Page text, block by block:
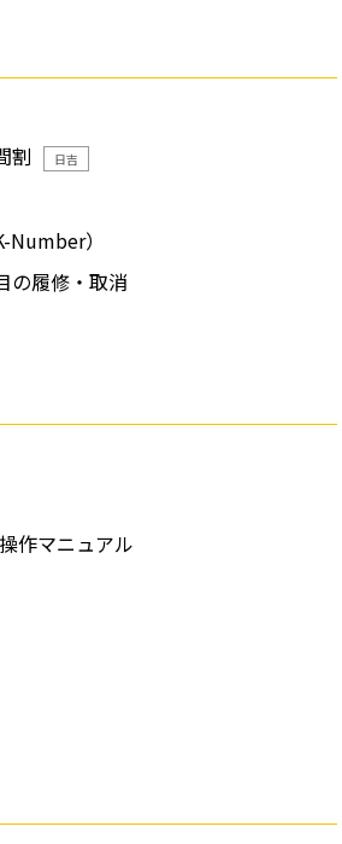
割 日吉
）
の履修・取消
作マニュアル